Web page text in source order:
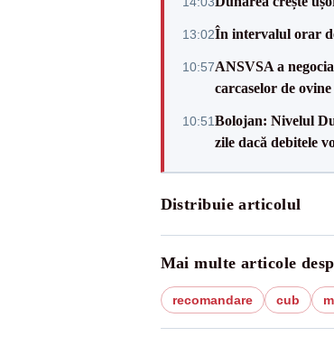
13:02În intervalul orar
10:57ANSVSA a
carcaselor de
10:51Bolojan: Nivelul
zile dacă debitele
Distribuie articolul
Mai multe articole
recomandare cub